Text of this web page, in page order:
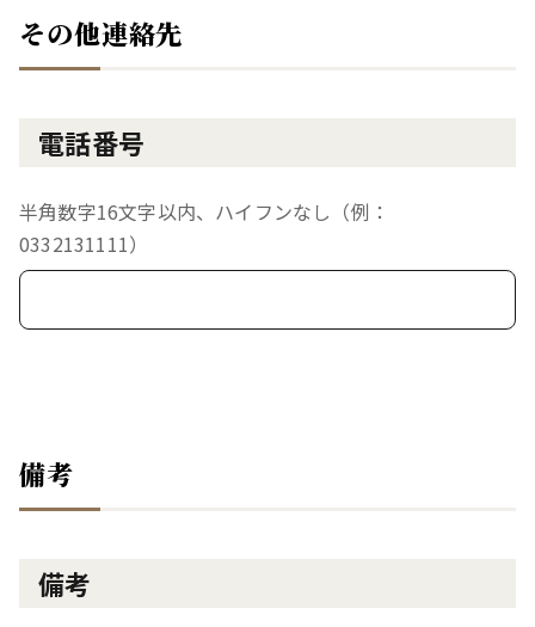
その他連絡先
電話番号
半角数字16文字以内、ハイフンなし（例：
0332131111）
備考
備考